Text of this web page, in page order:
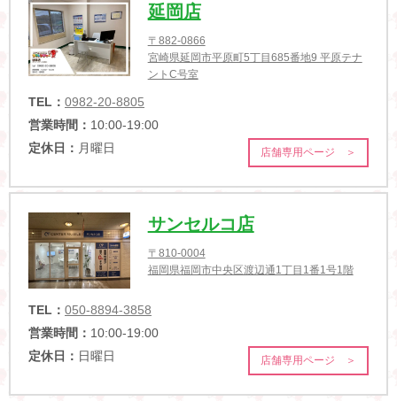
延岡店
〒882-0866
宮崎県延岡市平原町5丁目685番地9 平原テナ
ントC号室
TEL： 0982-20-8805
営業時間： 10:00-19:00
定休日： 月曜日 店舗専用ページ ＞
サンセルコ店
〒810-0004
福岡県福岡市中央区渡辺通1丁目1番1号1階
TEL： 050-8894-3858
営業時間： 10:00-19:00
定休日： 日曜日 店舗専用ページ ＞